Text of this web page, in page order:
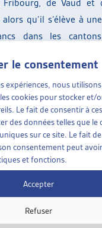
le consentement
expériences, nous
cookies pour stocker et/
Le fait de consentir à
des données telles que
sur ce site. Le fait
consentement peut
et fonctions.
Accepter
Refuser
Fribourg, de Vaud et
qu’il s’élève à
dans les
fédérale des
en Suisse de
le 04.11.2019)
l’AFC, p.8s, elle a
2015, en passant de
+10,53% et Neuchâtel,